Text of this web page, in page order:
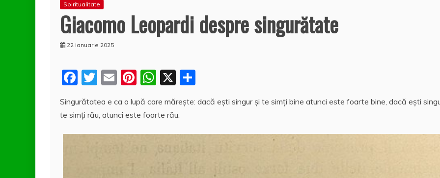
Spiritualitate
Giacomo Leopardi despre singurătate
22 ianuarie 2025
F
a
c
e
b
T
itt
er
E
ai
Pi
nt
er
st
W
at
A
X
rt
e
Singurătatea e ca o lupă care măreşte: dacă eşti singur şi te simţi bine atunci este foarte bine, dacă eşti
te simţi rău, atunci este foarte rău.